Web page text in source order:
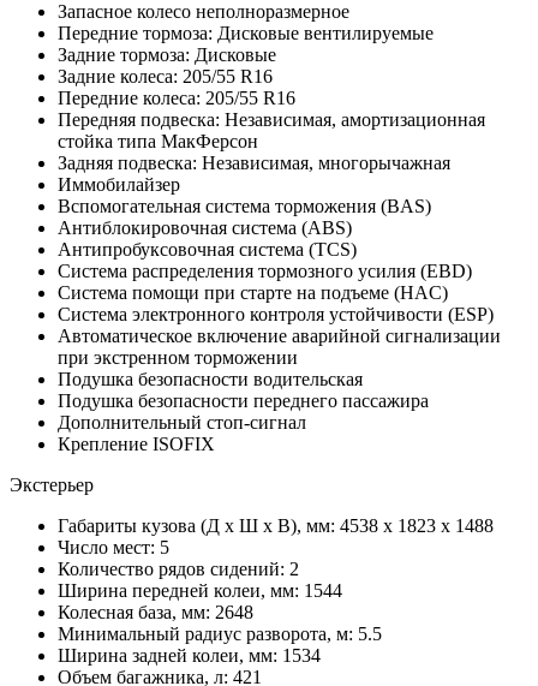
Запасное колесо неполноразмерное
Передние тормоза: Дисковые вентилируемые
Задние тормоза: Дисковые
Задние колеса: 205/55 R16
Передние колеса: 205/55 R16
Передняя подвеска: Независимая, амортизационная
стойка типа МакФерсон
Задняя подвеска: Независимая, многорычажная
Иммобилайзер
Вспомогательная система торможения (BAS)
Антиблокировочная система (ABS)
Антипробуксовочная система (TCS)
Система распределения тормозного усилия (EBD)
Система помощи при старте на подъеме (HAC)
Система электронного контроля устойчивости (ESP)
Автоматическое включение аварийной сигнализации
при экстренном торможении
Подушка безопасности водительская
Подушка безопасности переднего пассажира
Дополнительный стоп-сигнал
Крепление ISOFIX
Экстерьер
Габариты кузова (Д x Ш x В), мм: 4538 x 1823 x 1488
Число мест: 5
Количество рядов сидений: 2
Ширина передней колеи, мм: 1544
Колесная база, мм: 2648
Минимальный радиус разворота, м: 5.5
Ширина задней колеи, мм: 1534
Объем багажника, л: 421